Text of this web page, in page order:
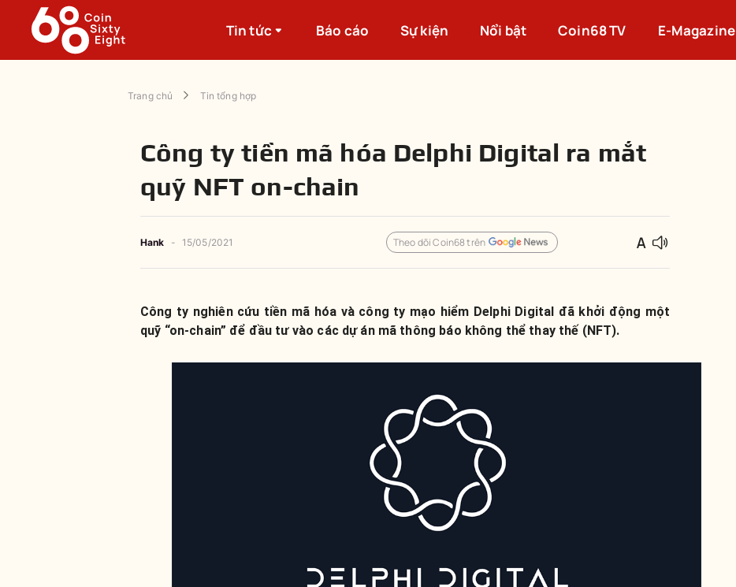
Tin tức Báo cáo Sự kiện Nổi bật Coin68 TV E-Magazine
Trang chủ Tin tổng hợp
Công ty tiền mã hóa Delphi Digital ra mắt
quỹ NFT on-chain
Hank - 15/05/2021 Theo dõi Coin68 trên
Công ty nghiên cứu tiền mã hóa và công ty mạo hiểm Delphi Digital đã khởi động một
quỹ “on-chain” để đầu tư vào các dự án mã thông báo không thể thay thế (NFT).